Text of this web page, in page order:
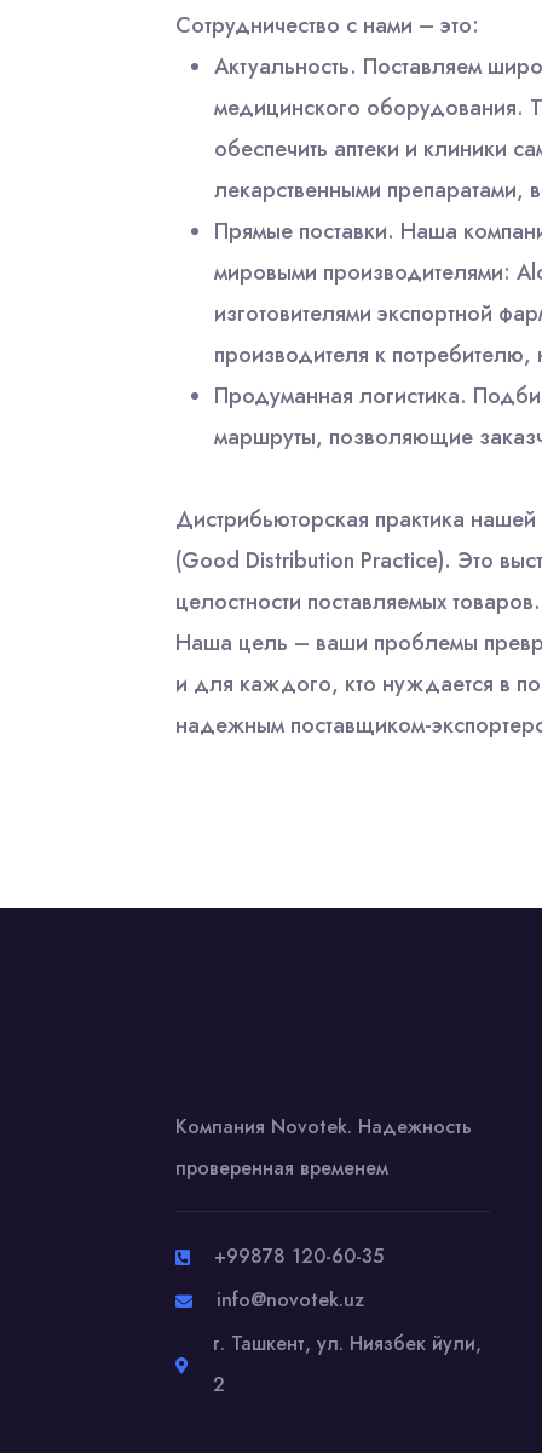
Сотрудничество с нами – это:
Актуальность. Поставляем
медицинского оборудования.
обеспечить аптеки и клиники
лекарственными препаратами,
Прямые поставки. Наша
мировыми производителями:
изготовителями экспортной
производителя к
Продуманная логистика.
маршруты, позволяющие
Дистрибьюторская практика
(Good Distribution Practice). Это
целостности поставляемых товаров.
Наша цель – ваши проблемы
и для каждого, кто нуждается в
надежным поставщиком-
Компания Novotek. Надежность
проверенная временем
+99878 120-60-35
info@novotek.uz
г. Ташкент, ул. Ниязбек йули,
2